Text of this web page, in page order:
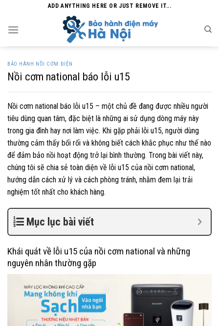
content
ADD ANYTHING HERE OR JUST REMOVE IT...
BẢO HÀNH NỒI CƠM ĐIỆN
Nồi cơm national báo lỗi u15
Nồi cơm national báo lỗi u15 – một chủ đề đang được nhiều người
tiêu dùng quan tâm, đặc biệt là những ai sử dụng dòng máy này
trong gia đình hay nơi làm việc. Khi gặp phải lỗi u15, người dùng
thường cảm thấy bối rối và không biết cách khắc phục như thế nào
để đảm bảo nồi hoạt động trở lại bình thường. Trong bài viết này,
chúng tôi sẽ chia sẻ toàn diện về lỗi u15 của nồi cơm national,
hướng dẫn cách xử lý và cách phòng tránh, nhằm đem lại trải
nghiệm tốt nhất cho khách hàng.
Mục lục bài viết
Khái quát về lỗi u15 của nồi cơm national và những
nguyên nhân thường gặp